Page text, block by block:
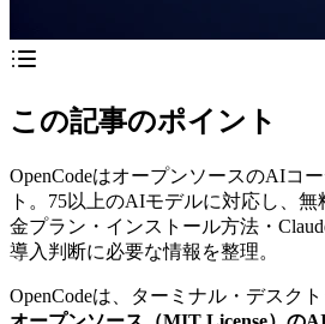
この記事のポイント
OpenCodeはオープンソースのAIコ
ト。75以上のAIモデルに対応し、
金プラン・インストール方法・
導入判断に必要な情報を整理。
OpenCodeは、ターミナル・デスク